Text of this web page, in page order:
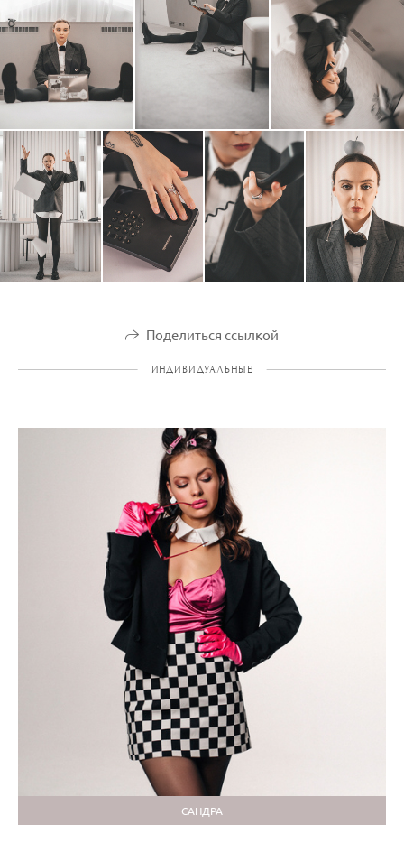
Поделиться ссылкой
ИНДИВИДУАЛЬНЫЕ
САНДРА